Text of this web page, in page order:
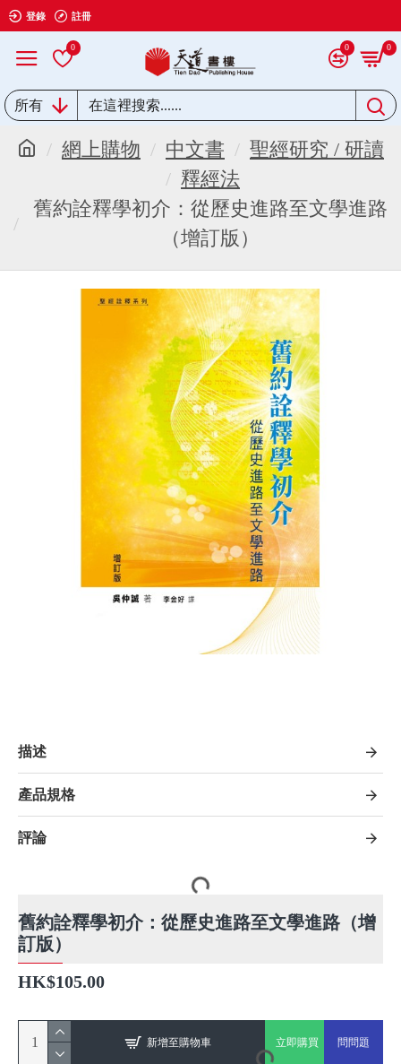
登錄 註冊
0 0 0
所有
網上購物 中文書
聖經研究 / 研讀
釋經法
舊約詮釋學初介：從歷史進路至文學進路
（增訂版）
描述
產品規格
評論
舊約詮釋學初介：從歷史進路至文學進路（增
訂版）
HK$105.00
新增至購物車 立即購買 問問題